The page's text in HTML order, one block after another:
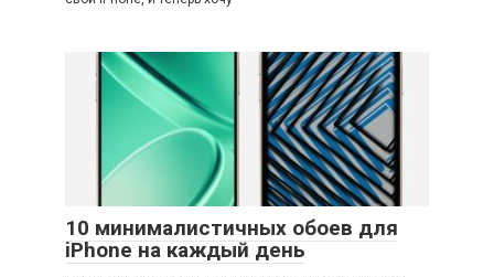
10 минималистичных обоев для
iPhone на каждый день